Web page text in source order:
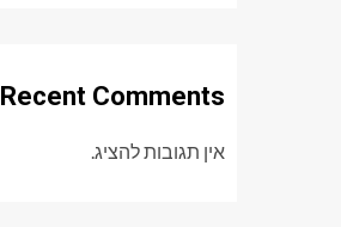
Recent Comments
אין תגובות להציג.